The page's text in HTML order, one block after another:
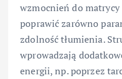
wzmocnień do
poprawić zarówno
zdolność tłumienia.
wprowadzają
energii, np. poprzez